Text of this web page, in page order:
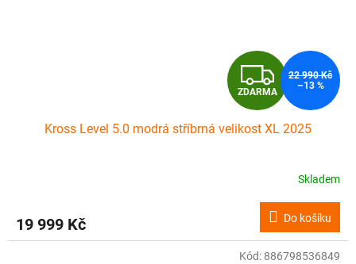
Z
D
A
M
A
ZDARMA
22 990 Kč
–13 %
Kross Level 5.0 modrá stříbrná velikost XL 2025
Skladem
19 999 Kč Do košíku
Kód: 886798536849